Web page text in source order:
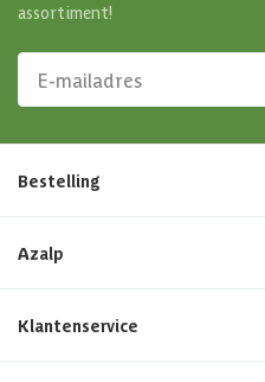
assortiment!
Bestelling
Azalp
Klantenservice